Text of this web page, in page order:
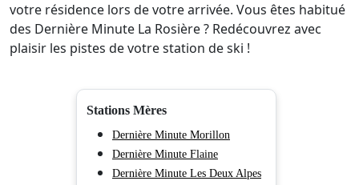
votre résidence lors de votre arrivée. Vous êtes habitué
des Dernière Minute La Rosière ? Redécouvrez avec
plaisir les pistes de votre station de ski !
Stations Mères
Dernière Minute Morillon
Dernière Minute Flaine
Dernière Minute Les Deux Alpes